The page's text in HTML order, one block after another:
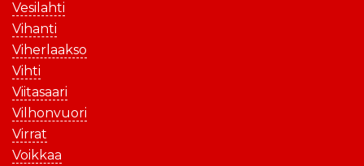
Vesilahti
Vihanti
Viherlaakso
Vihti
Viitasaari
Vilhonvuori
Virrat
Voikkaa